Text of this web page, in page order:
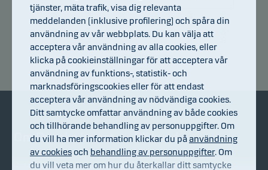
94
08.07.2026 14.07.2026 20.07.2026 24.07.2026 30.07.2026 05.08.2026
Avkastningsindex
Om Danske Invest
Om Danske Invest
Bli kund
Köp & sälj
tjänster, mäta trafik, visa dig relevanta
meddelanden (inklusive profilering) och spåra din
användning av vår webbplats. Du kan välja att
acceptera vår användning av alla cookies, eller
klicka på cookieinställningar för att acceptera vår
användning av funktions-, statistik- och
marknadsföringscookies eller för att endast
acceptera vår användning av nödvändiga cookies.
Ditt samtycke omfattar användning av både cookies
och tillhörande behandling av personuppgifter. Om
du vill ha mer information klickar du påanvändning
av cookiesoch behandling av personuppgifter. Om
du vill veta mer om hur du återkallar ditt samtycke